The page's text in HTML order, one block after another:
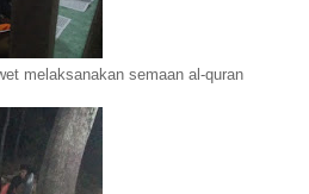
melaksanakan semaan al-quran